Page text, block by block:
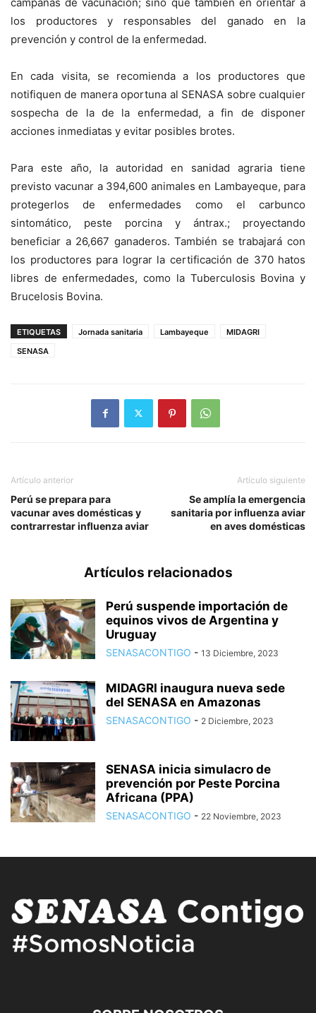
los productores y responsables del ganado en la
prevención y control de la enfermedad.
En cada visita, se recomienda a los productores que
notifiquen de manera oportuna al SENASA sobre cualquier
sospecha de la de la enfermedad, a fin de disponer
acciones inmediatas y evitar posibles brotes.
Para este año, la autoridad en sanidad agraria tiene
previsto vacunar a 394,600 animales en Lambayeque, para
protegerlos de enfermedades como el carbunco
sintomático, peste porcina y ántrax.; proyectando
beneficiar a 26,667 ganaderos. También se trabajará con
los productores para lograr la certificación de 370 hatos
libres de enfermedades, como la Tuberculosis Bovina y
Brucelosis Bovina.
ETIQUETAS Jornada sanitaria Lambayeque
MIDAGRI
SENASA
Artículo anterior
Perú se prepara para
vacunar aves domésticas y
contrarrestar influenza aviar
Artículo siguiente
Se amplía la emergencia
sanitaria por influenza aviar
en aves domésticas
Artículos relacionados
Perú suspende importación de
equinos vivos de Argentina y
Uruguay
SENASACONTIGO - 13 Diciembre, 2023
MIDAGRI inaugura nueva sede
del SENASA en Amazonas
SENASACONTIGO - 2 Diciembre, 2023
SENASA inicia simulacro de
prevención por Peste Porcina
Africana (PPA)
SENASACONTIGO - 22 Noviembre, 2023